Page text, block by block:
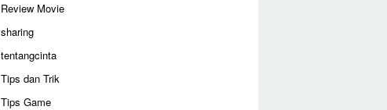
Review Movie
sharing
tentangcinta
Tips dan Trik
Tips Game